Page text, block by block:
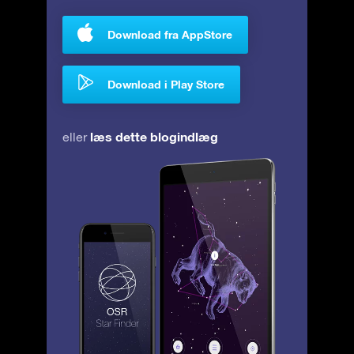
Download fra AppStore
Download i Play Store
eller læs dette blogindlæg